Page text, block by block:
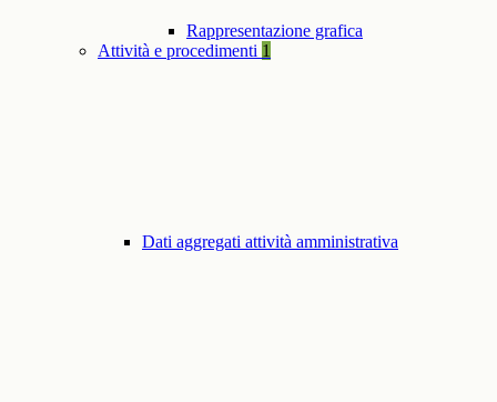
Rappresentazione grafica
Attività e procedimenti 1
Dati aggregati attività amministrativa